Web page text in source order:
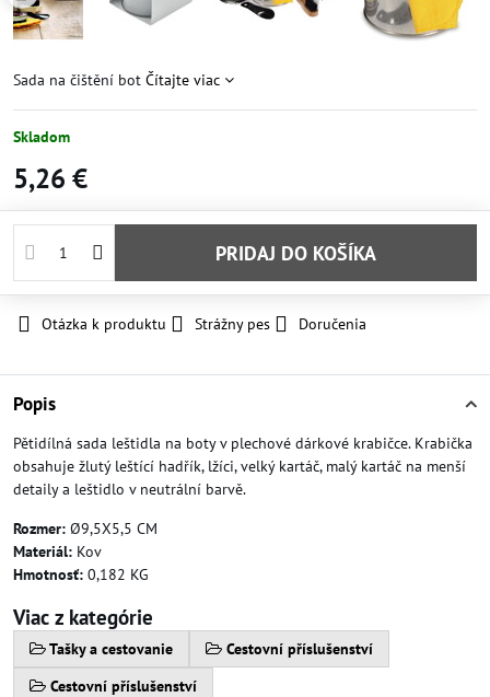
Sada na čištění bot Čítajte viac
Skladom
5,26 €
PRIDAJ DO KOŠÍKA
Otázka k produktu Strážny pes Doručenia
Popis
Pětidílná sada leštidla na boty v plechové dárkové krabičce. Krabička
obsahuje žlutý leštící hadřík, lžíci, velký kartáč, malý kartáč na menší
detaily a leštidlo v neutrální barvě.
Rozmer: Ø9,5X5,5 CM
Materiál: Kov
Hmotnosť: 0,182 KG
Viac z kategórie
Tašky a cestovanie
Cestovní příslušenství
Cestovní příslušenství